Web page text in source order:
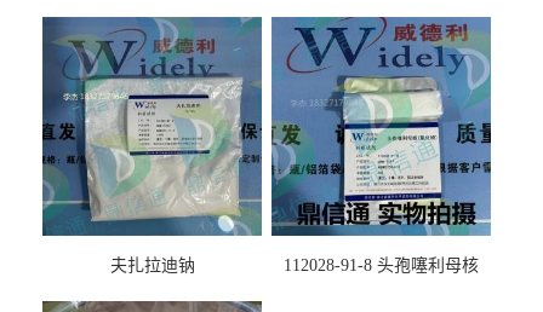
夫扎拉迪钠
112028-91-8 头孢噻利母核